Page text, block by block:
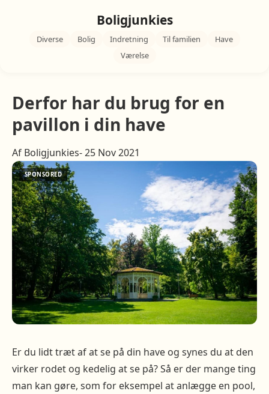
Boligjunkies
Diverse Bolig Indretning Til familien
Have
Værelse
Derfor har du brug for en
pavillon i din have
Af Boligjunkies- 25 Nov 2021
Er du lidt træt af at se på din have og synes du at den
virker rodet og kedelig at se på? Så er der mange ting
man kan gøre, som for eksempel at anlægge en pool,